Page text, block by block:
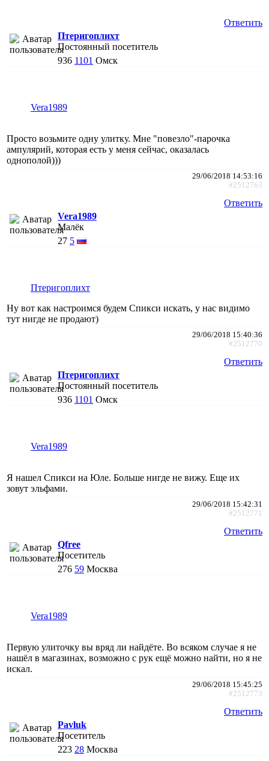
Ответить
Птеригоплихт
Постоянный посетитель
936 1101 Омск
Vera1989
Просто возьмите одну улитку. Мне "повезло"-парочка
ампулярий, которая есть у меня сейчас, оказалась
однополой)))
29/06/2018 14:53:16
#2512763
Ответить
Vera1989
Малёк
27 5
Птеригоплихт
Ну вот как настроимся будем Спикси искать, у нас видимо
тут нигде не продают)
29/06/2018 15:40:36
#2512770
Ответить
Птеригоплихт
Постоянный посетитель
936 1101 Омск
Vera1989
Я нашел Спикси на Юле. Больше нигде не вижу. Еще их
зовут эльфами.
29/06/2018 15:42:31
#2512771
Ответить
Qfree
Посетитель
276 59 Москва
Vera1989
Первую улиточку вы вряд ли найдёте. Во всяком случае я не
нашёл в магазинах, возможно с рук ещё можно найти, но я не
искал.
29/06/2018 15:45:25
#2512773
Ответить
Pavluk
Посетитель
223 28 Москва